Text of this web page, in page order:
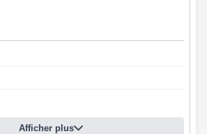
Afficher plus